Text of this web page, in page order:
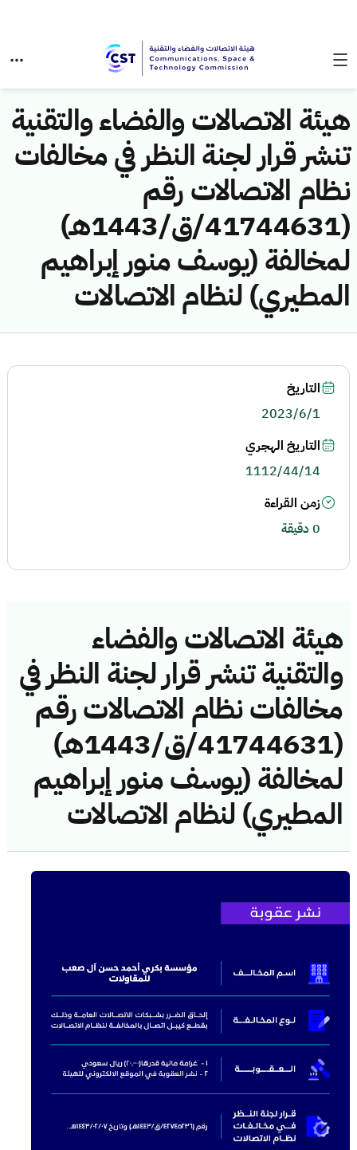
هيئة الاتصالات والفضاء والتقنية
تنشر قرار لجنة النظر في مخالفات
نظام الاتصالات رقم
(41744631/ق/1443هـ)
لمخالفة (يوسف منور إبراهيم
المطيري) لنظام الاتصالات
هيئة الاتصالات والفضاء
والتقنية تنشر قرار لجنة النظر في
مخالفات نظام الاتصالات رقم
(41744631/ق/1443هـ)
لمخالفة (يوسف منور إبراهيم
المطيري) لنظام الاتصالات
التاريخ
2023/6/1
التاريخ الهجري
1112/44/14
زمن القراءة
0 دقيقة